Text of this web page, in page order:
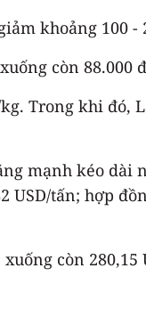
khoảng 100 -
còn 88.000
Trong khi đó,
mạnh kéo dài
USD/tấn; hợp
còn